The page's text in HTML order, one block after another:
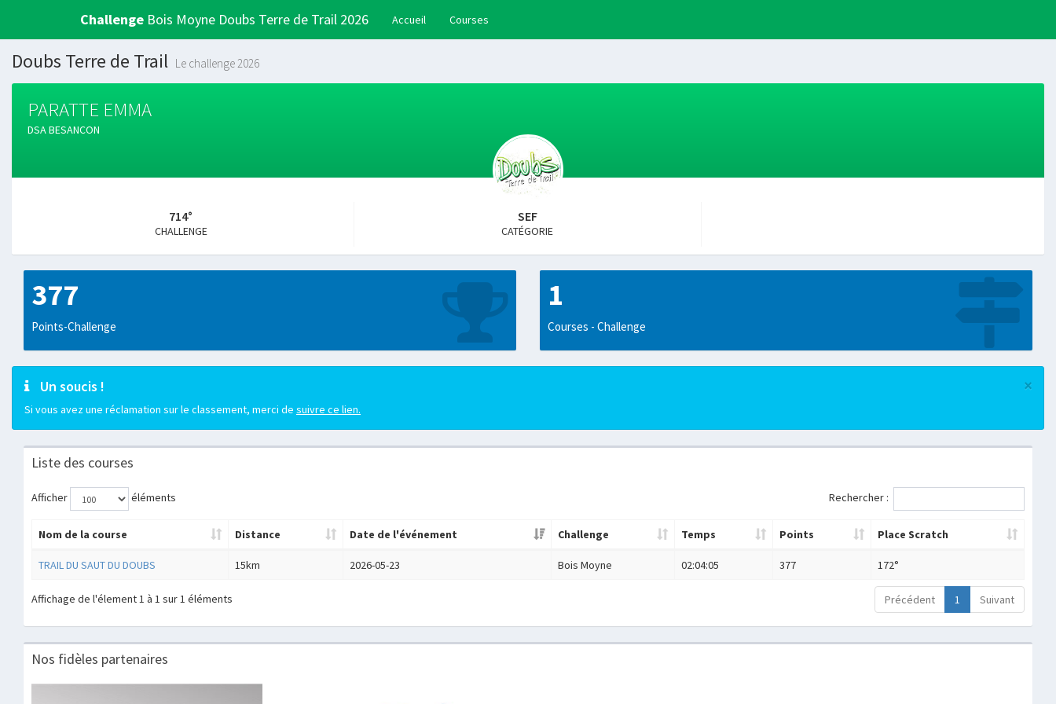
Challenge Bois Moyne Doubs Terre de Trail 2026 Accueil Courses
Doubs Terre de Trail Le challenge 2026
PARATTE EMMA
DSA BESANCON
714°
CHALLENGE
SEF
CATÉGORIE
377
Points-Challenge
1
Courses - Challenge
×
Un soucis !
Si vous avez une réclamation sur le classement, merci de suivre ce lien.
Liste des courses
Afficher éléments Rechercher :
Nom de la course Distance Date de l'événement Challenge Temps Points Place Scratch
TRAIL DU SAUT DU DOUBS 15km 2026-05-23 Bois Moyne 02:04:05 377 172°
Affichage de l'élement 1 à 1 sur 1 éléments Précédent 1 Suivant
Nos fidèles partenaires